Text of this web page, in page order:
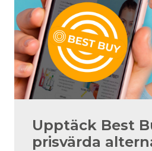
Upptäck Best
prisvärda